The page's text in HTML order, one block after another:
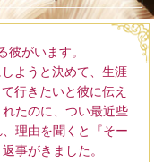
彼がいます。
ようと決めて、生涯
行きたいと彼に伝え
たのに、つい最近些
理由を聞くと『そー
事がきました。